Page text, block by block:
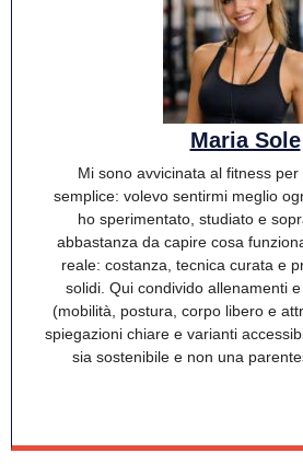
Maria Sole
Mi sono avvicinata al fitness
semplice: volevo sentirmi meglio
ho sperimentato, studiato e
abbastanza da capire cosa
reale: costanza, tecnica curata e
solidi. Qui condivido allenamenti
(mobilità, postura, corpo libero e
spiegazioni chiare e varianti
sia sostenibile e non una